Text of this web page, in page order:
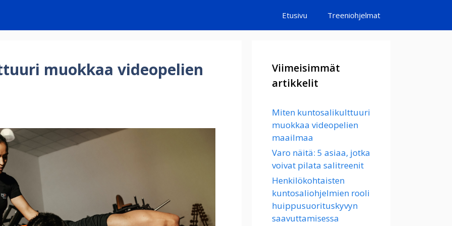
Etusivu Treeniohjelmat
muokkaa videopelien
Viimeisimmät
artikkelit
Miten kuntosalikulttuuri
muokkaa videopelien
maailmaa
Varo näitä: 5 asiaa, jotka
voivat pilata salitreenit
Henkilökohtaisten
kuntosaliohjelmien rooli
huippusuorituskyvyn
saavuttamisessa